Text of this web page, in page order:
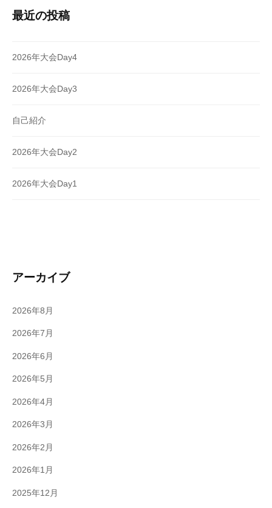
最近の投稿
2026年大会Day4
2026年大会Day3
自己紹介
2026年大会Day2
2026年大会Day1
アーカイブ
2026年8月
2026年7月
2026年6月
2026年5月
2026年4月
2026年3月
2026年2月
2026年1月
2025年12月